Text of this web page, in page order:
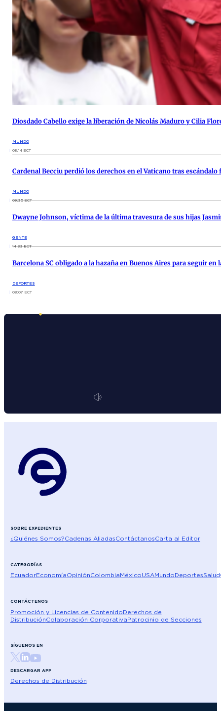
Diosdado Cabello exige la liberación de Nicolás Maduro y Cilia
MUNDO
08:14 ECT
Cardenal Becciu perdió los derechos en el Vaticano tras
MUNDO
09:35 ECT
Dwayne Johnson, víctima de la última travesura de sus hijas
GENTE
14:33 ECT
Barcelona SC obligado a la hazaña en Buenos Aires para seguir en
DEPORTES
08:07 ECT
SOBRE EXPEDIENTES
¿Quiénes Somos?Cadenas AliadasContáctanosCarta al Editor
CATEGORÍAS
EcuadorEconomíaOpiniónColombiaMéxicoUSAMundoDeportesSalud
CONTÁCTENOS
Promoción y Licencias de ContenidoDerechos de
DistribuciónColaboración CorporativaPatrocinio de Secciones
SÍGUENOS EN
DESCARGAR APP
Derechos de Distribución